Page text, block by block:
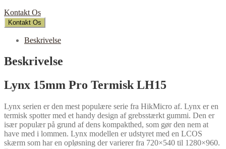
Kontakt Os
Kontakt Os
Beskrivelse
Beskrivelse
Lynx 15mm Pro Termisk LH15
Lynx serien er den mest populære serie fra HikMicro af. Lynx er en
termisk spotter med et handy design af grebsstærkt gummi. Den er
især populær på grund af dens kompakthed, som gør den nem at
have med i lommen. Lynx modellen er udstyret med en LCOS
skærm som har en opløsning der varierer fra 720×540 til 1280×960.